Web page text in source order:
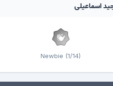
اسماعیلی
Newbie (1/14)